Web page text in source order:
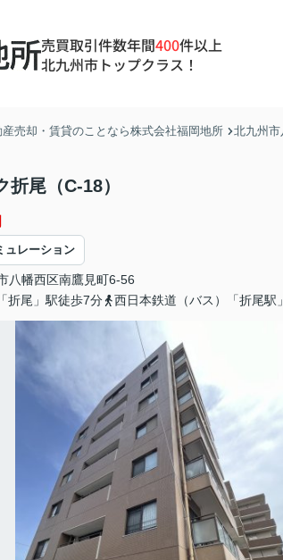
売買取引件数年間400件以上
北九州市トップクラス！
売却・賃貸のことなら株式会社福岡地所 北九州市
折尾（C-18）
ュレーション
八幡西区南鷹見町6-56
折尾」駅徒歩7分
西日本鉄道（バス）「折尾駅